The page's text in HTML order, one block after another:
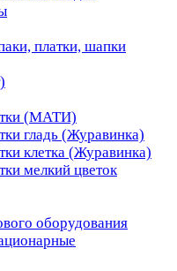
платки, шапки
(МАТИ)
гладь (Журавинка)
клетка (Журавинка)
мелкий цветок
оборудования